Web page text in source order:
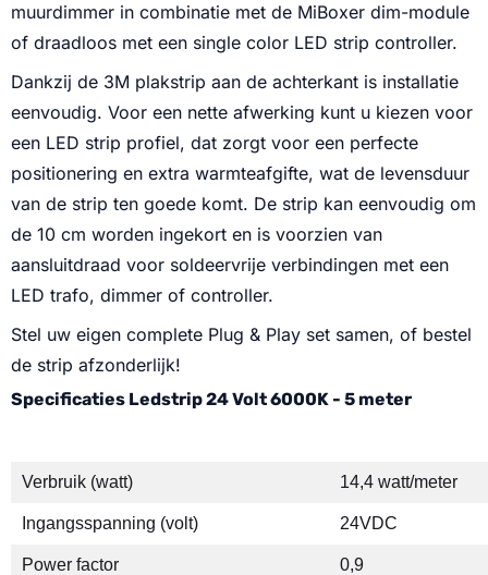
muurdimmer in combinatie met de MiBoxer dim-module
of draadloos met een single color LED strip controller.
Dankzij de 3M plakstrip aan de achterkant is installatie
eenvoudig. Voor een nette afwerking kunt u kiezen voor
een LED strip profiel, dat zorgt voor een perfecte
positionering en extra warmteafgifte, wat de levensduur
van de strip ten goede komt. De strip kan eenvoudig om
de 10 cm worden ingekort en is voorzien van
aansluitdraad voor soldeervrije verbindingen met een
LED trafo, dimmer of controller.
Stel uw eigen complete Plug & Play set samen, of bestel
de strip afzonderlijk!
Specificaties Ledstrip 24 Volt 6000K - 5 meter
Verbruik (watt) 14,4 watt/meter
Ingangsspanning (volt) 24VDC
Power factor 0,9